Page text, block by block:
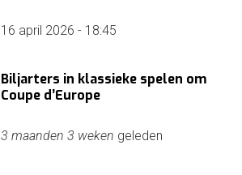
16 april 2026 - 18:45
Biljarters in klassieke spelen om
Coupe d’Europe
3 maanden 3 weken geleden